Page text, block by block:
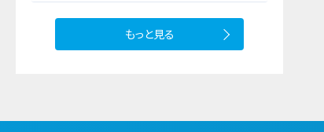
もっと見る